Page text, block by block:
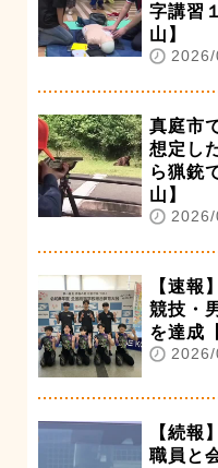
字講習
山】
真庭市
想定し
ら猟銃
山】
【速
競技・
を達成
【続報
職員と